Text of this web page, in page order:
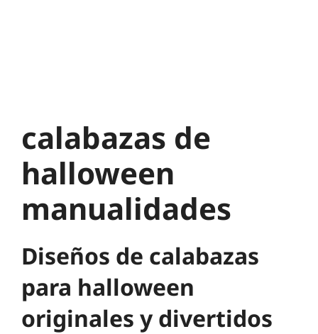
calabazas de
halloween
manualidades
Diseños de calabazas
para halloween
originales y divertidos